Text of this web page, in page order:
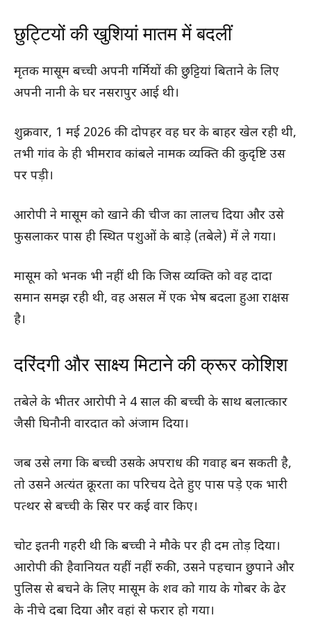
छुट्टियों की खुशियां मातम में बदलीं
मृतक मासूम बच्ची अपनी गर्मियों की छुट्टियां बिताने के लिए
अपनी नानी के घर नसरापुर आई थी।
शुक्रवार, 1 मई 2026 की दोपहर वह घर के बाहर खेल रही थी,
तभी गांव के ही भीमराव कांबले नामक व्यक्ति की कुदृष्टि उस
पर पड़ी।
आरोपी ने मासूम को खाने की चीज का लालच दिया और उसे
फुसलाकर पास ही स्थित पशुओं के बाड़े (तबेले) में ले गया।
मासूम को भनक भी नहीं थी कि जिस व्यक्ति को वह दादा
समान समझ रही थी, वह असल में एक भेष बदला हुआ राक्षस
है।
दरिंदगी और साक्ष्य मिटाने की क्रूर कोशिश
तबेले के भीतर आरोपी ने 4 साल की बच्ची के साथ बलात्कार
जैसी घिनौनी वारदात को अंजाम दिया।
जब उसे लगा कि बच्ची उसके अपराध की गवाह बन सकती है,
तो उसने अत्यंत क्रूरता का परिचय देते हुए पास पड़े एक भारी
पत्थर से बच्ची के सिर पर कई वार किए।
चोट इतनी गहरी थी कि बच्ची ने मौके पर ही दम तोड़ दिया।
आरोपी की हैवानियत यहीं नहीं रुकी, उसने पहचान छुपाने और
पुलिस से बचने के लिए मासूम के शव को गाय के गोबर के ढेर
के नीचे दबा दिया और वहां से फरार हो गया।